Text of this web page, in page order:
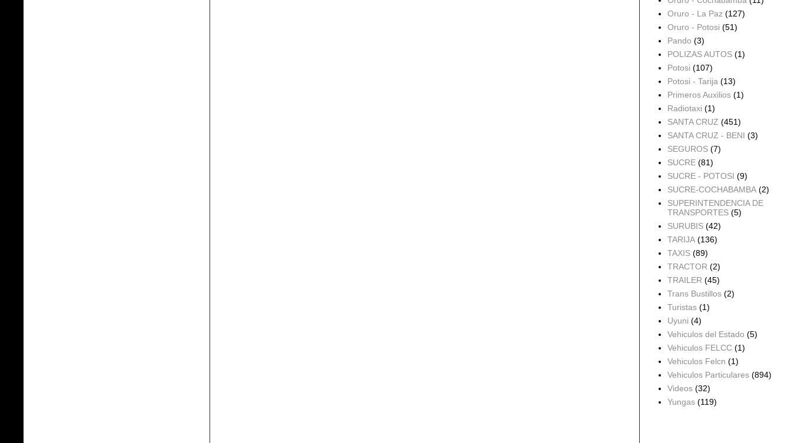
Oruro - La Paz (127)
Oruro - Potosi (51)
Pando (3)
POLIZAS AUTOS (1)
Potosi (107)
Potosi - Tarija (13)
Primeros Auxilios (1)
Radiotaxi (1)
SANTA CRUZ (451)
SANTA CRUZ - BENI (3)
SEGUROS (7)
SUCRE (81)
SUCRE - POTOSI (9)
SUCRE-COCHABAMBA (2)
SUPERINTENDENCIA DE
TRANSPORTES (5)
SURUBIS (42)
TARIJA (136)
TAXIS (89)
TRACTOR (2)
TRAILER (45)
Trans Bustillos (2)
Turistas (1)
Uyuni (4)
Vehiculos del Estado (5)
Vehiculos FELCC (1)
Vehiculos Felcn (1)
Vehiculos Particulares (894)
Videos (32)
Yungas (119)